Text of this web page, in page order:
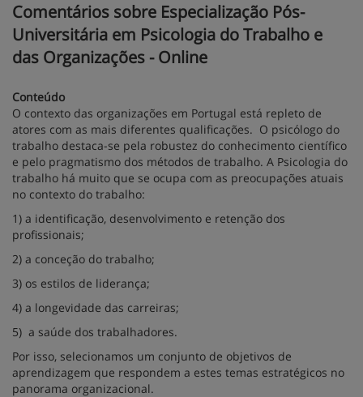
Comentários sobre Especialização Pós-
Universitária em Psicologia do Trabalho e
das Organizações - Online
Conteúdo
O contexto das organizações em Portugal está repleto de
atores com as mais diferentes qualificações. O psicólogo do
trabalho destaca-se pela robustez do conhecimento científico
e pelo pragmatismo dos métodos de trabalho. A Psicologia do
trabalho há muito que se ocupa com as preocupações atuais
no contexto do trabalho:
1) a identificação, desenvolvimento e retenção dos
profissionais;
2) a conceção do trabalho;
3) os estilos de liderança;
4) a longevidade das carreiras;
5) a saúde dos trabalhadores.
Por isso, selecionamos um conjunto de objetivos de
aprendizagem que respondem a estes temas estratégicos no
panorama organizacional.